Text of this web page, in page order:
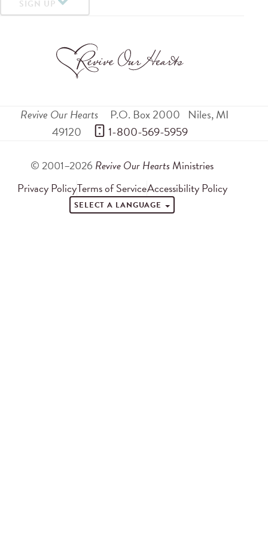
SIGN UP
Revive Our Hearts P.O. Box 2000 Niles,MI
49120
1-800-569-5959
© 2001–2026 Revive Our Hearts Ministries
Privacy PolicyTerms of ServiceAccessibility Policy
SELECT A LANGUAGE